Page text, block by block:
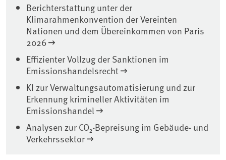
Berichterstattung unter der
Klimarahmenkonvention der Vereinten
Nationen und dem Übereinkommen von Paris
2026
Effizienter Vollzug der Sanktionen im
Emissionshandelsrecht
KI zur Verwaltungsautomatisierung und zur
Erkennung krimineller Aktivitäten im
Emissionshandel
Analysen zur CO₂-Bepreisung im Gebäude- und
Verkehrssektor